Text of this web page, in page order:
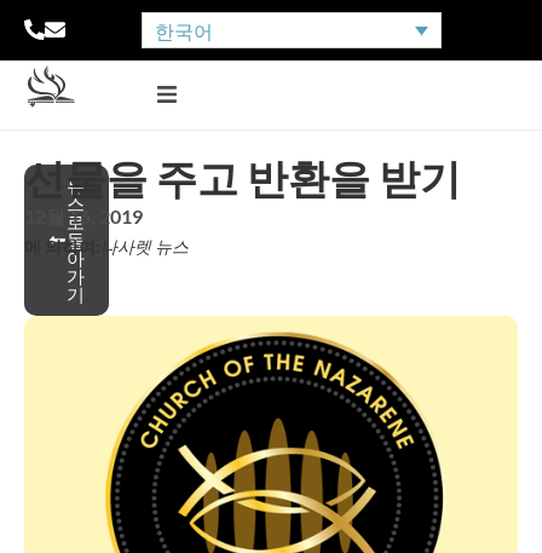
한국어
뉴
스
로
돌
아
가
기
선물을 주고 반환을 받기
12월 16, 2019
에 의하여: 나사렛 뉴스